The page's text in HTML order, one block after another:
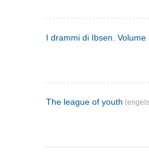
I drammi di Ibsen. Volume
The league of youth